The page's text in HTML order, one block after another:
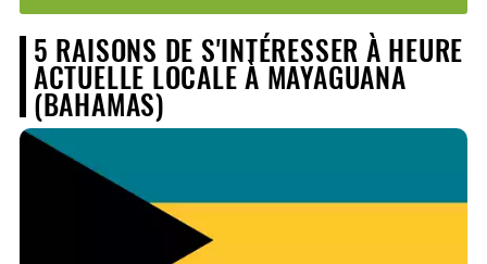
5 RAISONS DE S'INTÉRESSER À HEURE
ACTUELLE LOCALE À MAYAGUANA
(BAHAMAS)